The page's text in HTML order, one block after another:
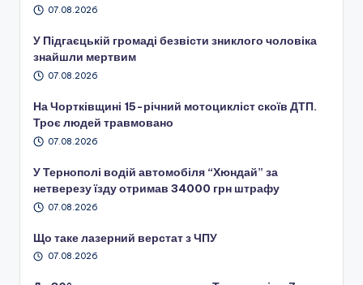
07.08.2026
У Підгаєцькій громаді безвісти зниклого чоловіка
знайшли мертвим
07.08.2026
На Чортківщині 15-річний мотоцикліст скоїв ДТП.
Троє людей травмовано
07.08.2026
У Тернополі водій автомобіля “Хюндай” за
нетверезу їзду отримав 34000 грн штрафу
07.08.2026
Що таке лазерний верстат з ЧПУ
07.08.2026